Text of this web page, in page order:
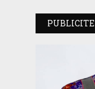
PUBLICITE